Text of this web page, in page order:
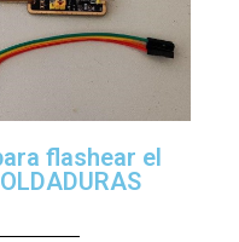
flashear el